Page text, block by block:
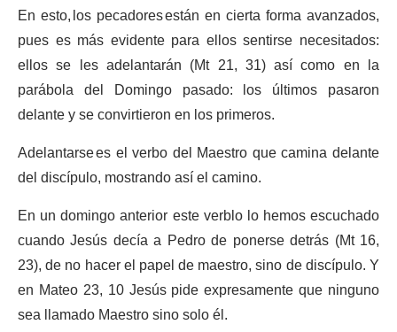
En esto, los pecadores están en cierta forma avanzados,
pues es más evidente para ellos sentirse necesitados:
ellos se les adelantarán (Mt 21, 31) así como en la
parábola del Domingo pasado: los últimos pasaron
delante y se convirtieron en los primeros.
Adelantarse es el verbo del Maestro que camina delante
del discípulo, mostrando así el camino.
En un domingo anterior este verblo lo hemos escuchado
cuando Jesús decía a Pedro de ponerse detrás (Mt 16,
23), de no hacer el papel de maestro, sino de discípulo. Y
en Mateo 23, 10 Jesús pide expresamente que ninguno
sea llamado Maestro sino solo él.